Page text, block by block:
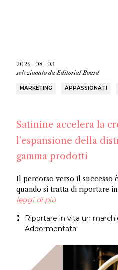
2026 . 08 . 03
selezionato daEditorial Board
MARKETING APPASSIONATI
Satinine accelera la
l'espansione della
gamma prodotti
Il percorso verso il successo
quando si tratta di riportare
dimenticato. Officina Satine
riscosso successo
guerre. Ora, un ex dirigente
leggi di più
Riportare in vita un
Addormentata"